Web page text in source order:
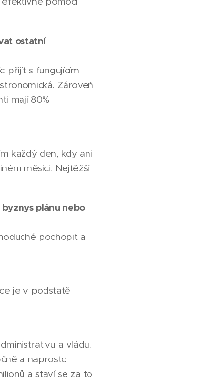
ostatní
přijít s fungujícím
Zároveň
mají 80%
každý den, kdy ani
měsíci. Nejtěžší
plánu nebo
pochopit a
je v podstatě
a vládu.
a naprosto
a staví se za to